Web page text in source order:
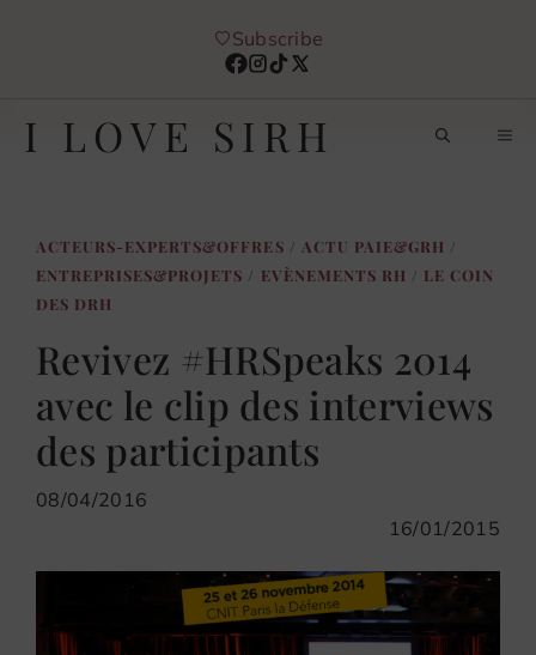
Subscribe
I LOVE SIRH
ACTEURS-EXPERTS&OFFRES / ACTU PAIE&GRH /
ENTREPRISES&PROJETS / EVÈNEMENTS RH / LE COIN
DES DRH
Revivez #HRSpeaks 2014
avec le clip des interviews
des participants
08/04/2016
16/01/2015